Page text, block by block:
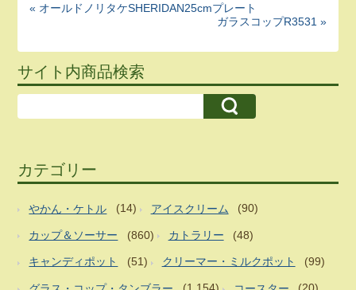
« オールドノリタケSHERIDAN25cmプレート
ガラスコップR3531 »
サイト内商品検索
カテゴリー
やかん・ケトル (14) アイスクリーム (90)
カップ＆ソーサー (860) カトラリー (48)
キャンディポット (51) クリーマー・ミルクポット (99)